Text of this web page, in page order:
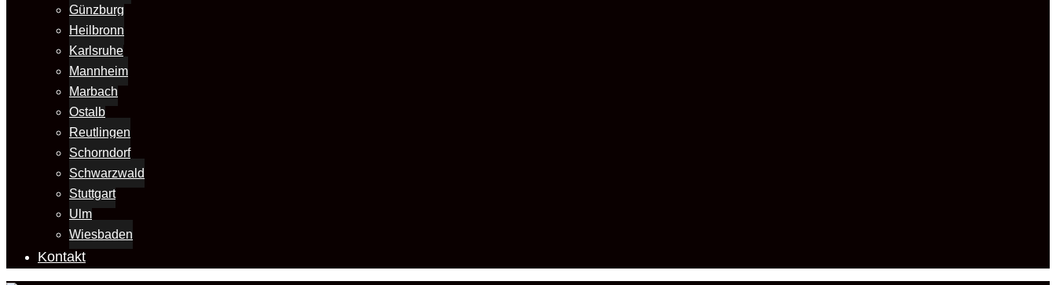
Günzburg
Heilbronn
Karlsruhe
Mannheim
Marbach
Ostalb
Reutlingen
Schorndorf
Schwarzwald
Stuttgart
Ulm
Wiesbaden
Kontakt